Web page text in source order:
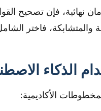
نهائية، فإن تصحيح
والمتشابكة، فاختر
الذكاء
الأكاديمية: